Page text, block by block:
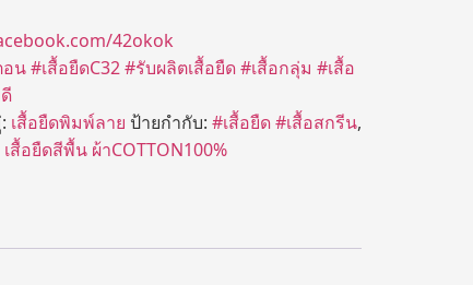
42okok
อน#เสื้อยืดC32#รับผลิตเสื้อยืด#เสื้อกลุ่ม #เสื้อ
เสื้อยืดพิมพ์ลาย ป้ายกำกับ: #เสื้อยืด #เสื้อสกรีน,
เสื้อยืดสีพื้น ผ้าCOTTON100%